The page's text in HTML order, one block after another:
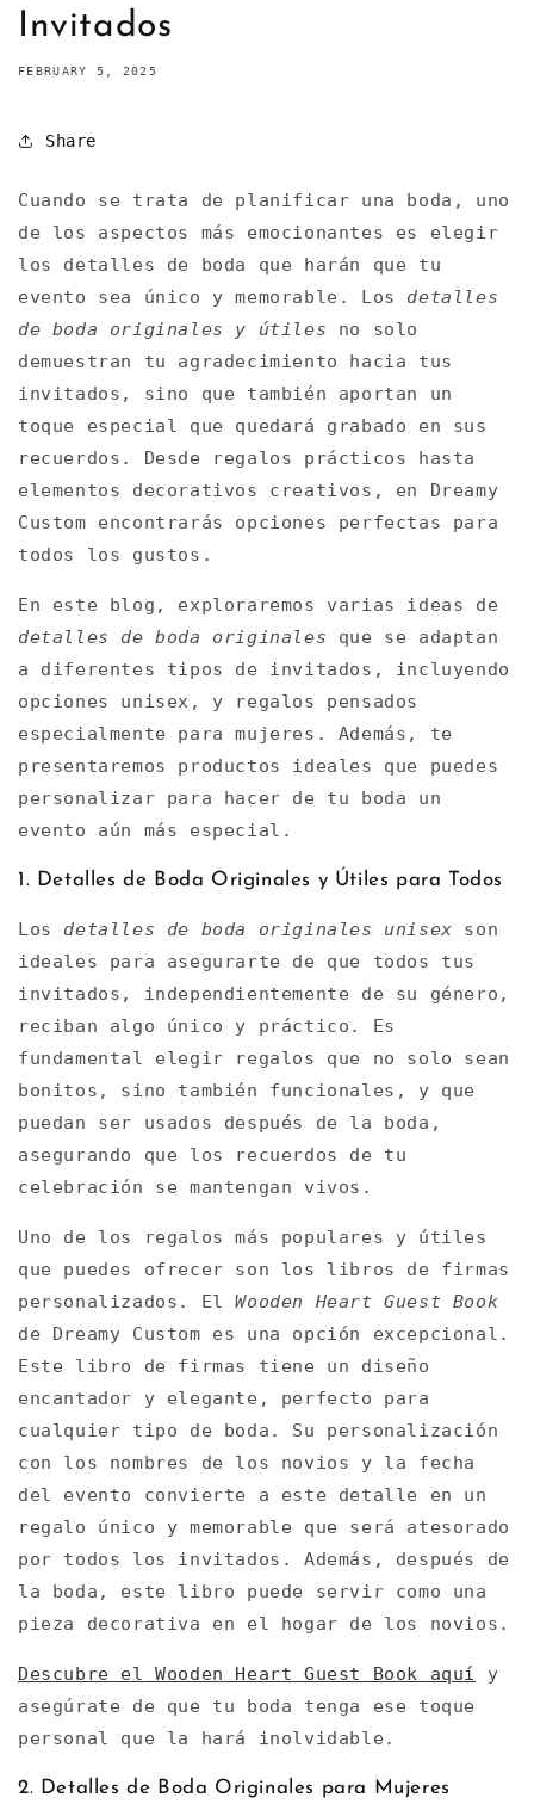
Invitados
FEBRUARY 5, 2025
Share
Cuando se trata de planificar una boda, uno
de los aspectos más emocionantes es elegir
los detalles de boda que harán que tu
evento sea único y memorable. Los detalles
de boda originales y útiles no solo
demuestran tu agradecimiento hacia tus
invitados, sino que también aportan un
toque especial que quedará grabado en sus
recuerdos. Desde regalos prácticos hasta
elementos decorativos creativos, en Dreamy
Custom encontrarás opciones perfectas para
todos los gustos.
En este blog, exploraremos varias ideas de
detalles de boda originales que se adaptan
a diferentes tipos de invitados, incluyendo
opciones unisex, y regalos pensados
especialmente para mujeres. Además, te
presentaremos productos ideales que puedes
personalizar para hacer de tu boda un
evento aún más especial.
1. Detalles de Boda Originales y Útiles para Todos
Los detalles de boda originales unisex son
ideales para asegurarte de que todos tus
invitados, independientemente de su género,
reciban algo único y práctico. Es
fundamental elegir regalos que no solo sean
bonitos, sino también funcionales, y que
puedan ser usados después de la boda,
asegurando que los recuerdos de tu
celebración se mantengan vivos.
Uno de los regalos más populares y útiles
que puedes ofrecer son los libros de firmas
personalizados. ElWooden Heart Guest Book
de Dreamy Custom es una opción excepcional.
Este libro de firmas tiene un diseño
encantador y elegante, perfecto para
cualquier tipo de boda. Su personalización
con los nombres de los novios y la fecha
del evento convierte a este detalle en un
regalo único y memorable que será atesorado
por todos los invitados. Además, después de
la boda, este libro puede servir como una
pieza decorativa en el hogar de los novios.
Descubre el Wooden Heart Guest Book aquí
y
asegúrate de que tu boda tenga ese toque
personal que la hará inolvidable.
2. Detalles de Boda Originales para Mujeres